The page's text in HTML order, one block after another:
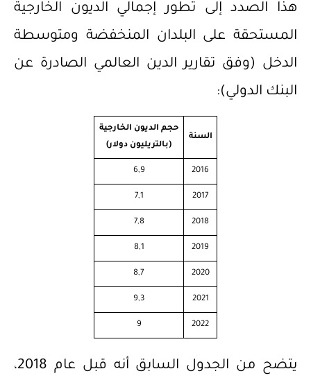
هذا الصدد إلى تطور إجمالي الديون الخارجية
المستحقة على البلدان المنخفضة ومتوسطة
الدخل (وفق تقارير الدين العالمي الصادرة عن
البنك الدولي):
السنة
حجم الديون الخارجية
(بالتريليون دولار)
2016
6,9
2017
7,1
2018
7,8
2019
8,1
2020
8,7
2021
9,3
2022
9
يتضح من الجدول السابق أنه قبل عام 2018،